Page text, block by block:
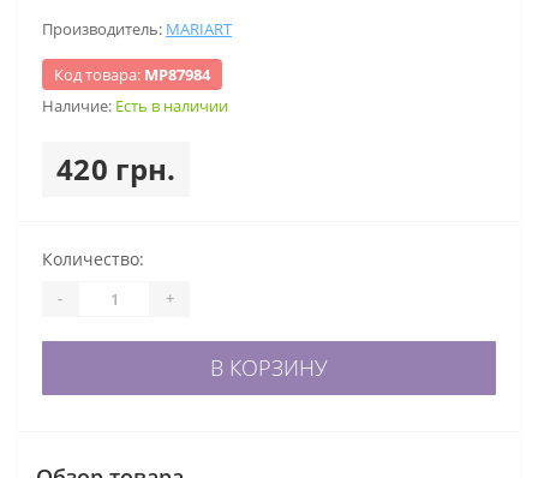
Производитель: MARIART
Код товара: МР87984
Наличие: Есть в наличии
420 грн.
Количество:
- +
В КОРЗИНУ